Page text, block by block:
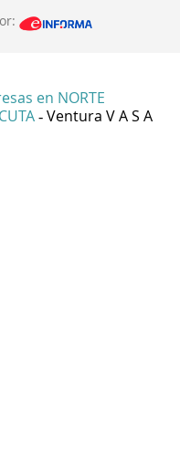
en NORTE
- Ventura V A S A